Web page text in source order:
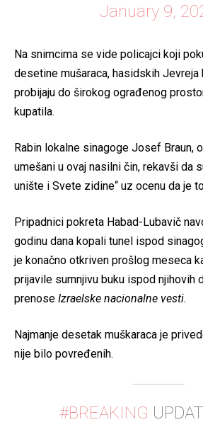
January 9,
Na snimcima se vide policajci koji
desetine mušaraca, hasidskih
probijaju do širokog ograđenog
kupatila.
Rabin lokalne sinagoge Josef Braun,
umešani u ovaj nasilni čin, rekavši da
unište i Svete zidine“ uz ocenu da je to
Pripadnici pokreta Habad-Lubavič
godinu dana kopali tunel ispod
je konačno otkriven prošlog meseca
prijavile sumnjivu buku ispod njihovih
prenose Izraelske nacionalne vesti.
Najmanje desetak muškaraca je
nije bilo povređenih.
#BREAKING